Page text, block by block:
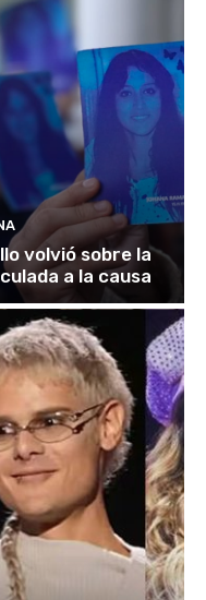
volvió sobre la
a la causa